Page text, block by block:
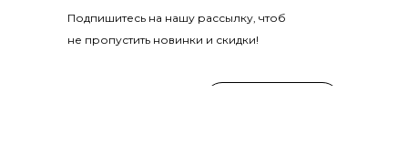
Подпишитесь на нашу рассылку, чтоб
не пропустить новинки и скидки!